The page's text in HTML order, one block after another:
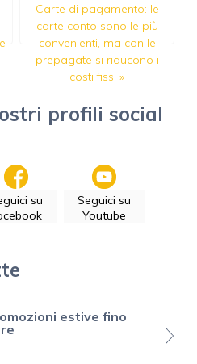
Carte di pagamento: le
carte conto sono le più
convenienti, ma con le
prepagate si riducono i
costi fissi »
profili social
su
Seguici su
Youtube
estive fino